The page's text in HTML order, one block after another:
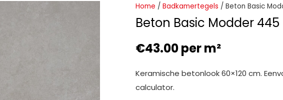
Home /Badkamertegels / Beton Basic
Beton Basic Modder 445
€43.00per m²
Keramische betonlook 60×120 cm.
calculator.